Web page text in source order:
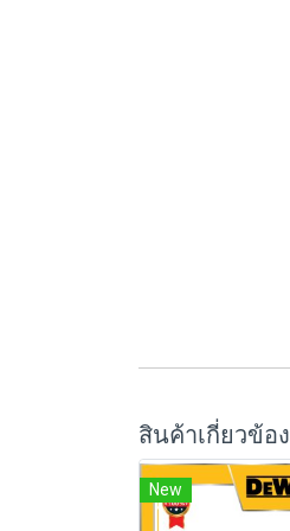
สินค้าเกี่ยวข้อง
New